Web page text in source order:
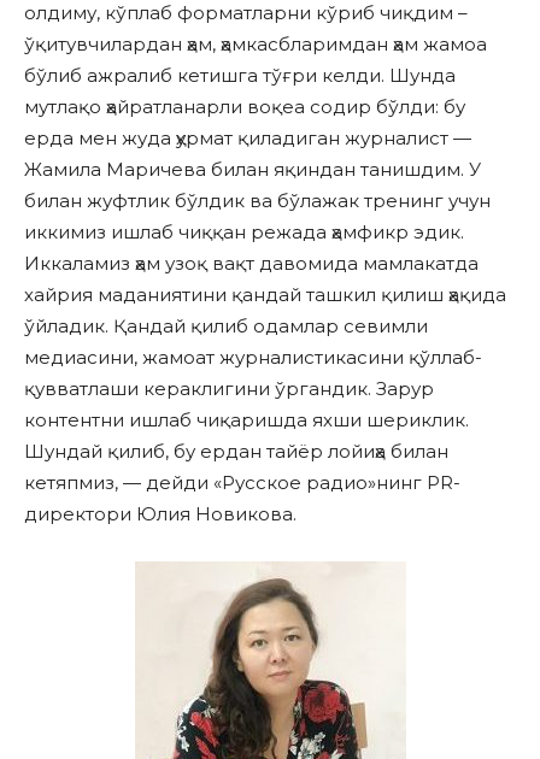
олдиму, кўплаб форматларни кўриб чиқдим –
ўқитувчилардан ҳам, ҳамкасбларимдан ҳам жамоа
бўлиб ажралиб кетишга тўғри келди. Шунда
мутлақо ҳайратланарли воқеа содир бўлди: бу
ерда мен жуда ҳурмат қиладиган журналист —
Жамила Маричева билан яқиндан танишдим. У
билан жуфтлик бўлдик ва бўлажак тренинг учун
иккимиз ишлаб чиққан режада ҳамфикр эдик.
Иккаламиз ҳам узоқ вақт давомида мамлакатда
хайрия маданиятини қандай ташкил қилиш ҳақида
ўйладик. Қандай қилиб одамлар севимли
медиасини, жамоат журналистикасини қўллаб-
қувватлаши кераклигини ўргандик. Зарур
контентни ишлаб чиқаришда яхши шериклик.
Шундай қилиб, бу ердан тайёр лойиҳа билан
кетяпмиз, — дейди «Русское радио»нинг PR-
директори Юлия Новикова.